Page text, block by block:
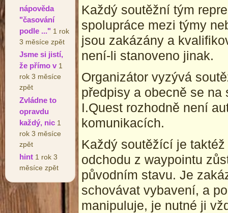
nápověda
"časování
podle ..." 1 rok
3 měsíce zpět
Jsme si jistí,
že přímo v 1
rok 3 měsíce
zpět
Zvládne to
opravdu
každý, nic 1
rok 3 měsíce
zpět
hint 1 rok 3
měsíce zpět
Každý soutěžní tým
spolupráce mezi týmy
jsou zakázány a
není-li stanoveno jinak.
Organizátor vyzývá
předpisy a obecně se
I.Quest rozhodně není
komunikacích.
Každý soutěžící je
odchodu z waypointu
původním stavu. Je
schovávat vybavení, a
manipuluje, je nutné ji